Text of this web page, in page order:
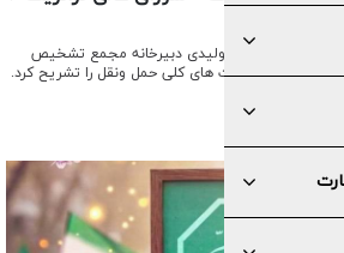
زیر بنائی و تولیدی دبیرخانه مجمع تشخیص
ارزیابی سیاست های کلی حمل ونقل را تشریح کرد.